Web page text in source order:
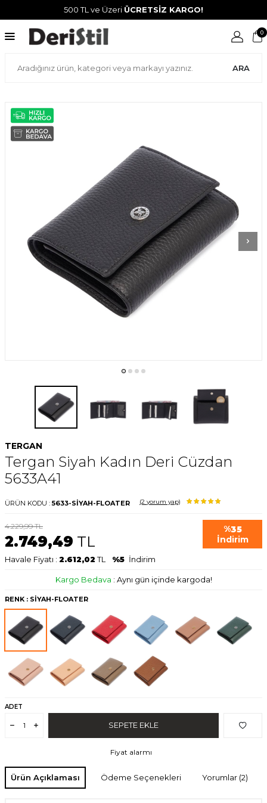
500 TL ve Üzeri ÜCRETSİZ KARGO!
ARA
0
TERGAN
Tergan Siyah Kadın Deri Cüzdan
5633A41
ÜRÜN KODU : 5633-SİYAH-FLOATER (2 yorum yap)
4.229,99TL
2.749,49 TL
%35
İndirim
Havale Fiyatı : 2.612,02TL %5 İndirim
Kargo Bedava : Aynı gün içinde kargoda!
RENK : SİYAH-FLOATER
ADET
SEPETE EKLE
Fiyat alarmı
Ürün Açıklaması Ödeme Seçenekleri Yorumlar (2)